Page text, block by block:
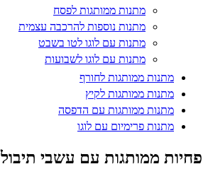
מתנות ממותגות לפסח
מתנות נוספות להרכבה עצמית
מתנות עם לוגו לטו בשבט
מתנות עם לוגו לשבועות
מתנות ממותגות לחורף
מתנות ממותגות לקיץ
מתנות ממותגות עם הדפסה
מתנות פרימיום עם לוגו
פחיות ממותגות עם עשבי תיבול